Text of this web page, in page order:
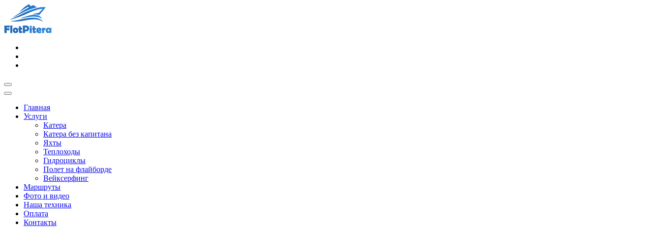
Главная
Услуги
Катера
Катера без капитана
Яхты
Теплоходы
Гидроциклы
Полет на флайборде
Вейксерфинг
Маршруты
Фото и видео
Наша техника
Оплата
Контакты